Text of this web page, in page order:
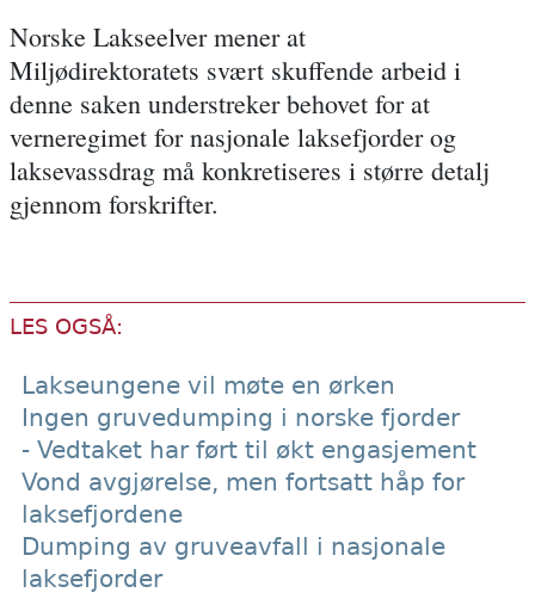
Norske Lakseelver mener at
Miljødirektoratets svært skuffende arbeid i
denne saken understreker behovet for at
verneregimet for nasjonale laksefjorder og
laksevassdrag må konkretiseres i større detalj
gjennom forskrifter.
LES OGSÅ:
Lakseungene vil møte en ørken
Ingen gruvedumping i norske fjorder
- Vedtaket har ført til økt engasjement
Vond avgjørelse, men fortsatt håp for
laksefjordene
Dumping av gruveavfall i nasjonale
laksefjorder